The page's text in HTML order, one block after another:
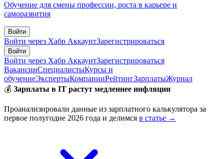
Обучение для смены профессии, роста в карьере и
саморазвития
Войти
Войти через Хабр АккаунтЗарегистрироваться
Войти
Войти через Хабр АккаунтЗарегистрироваться
ВакансииСпециалистыКурсы и
обучениеЭкспертыКомпанииРейтингЗарплатыЖурнал
💰 Зарплаты в IT растут медленнее инфляции
Проанализировали данные из зарплатного калькулятора за
первое полугодие 2026 года и делимся в статье →